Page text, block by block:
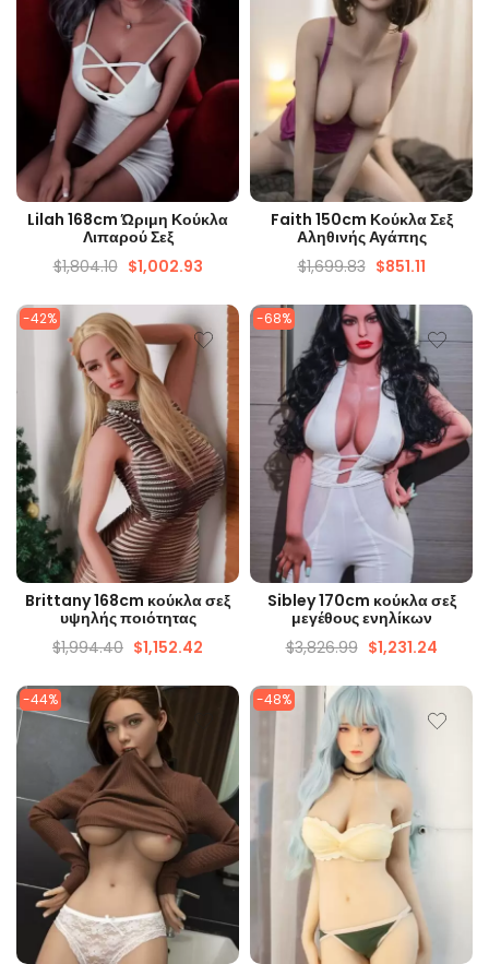
ΓΡΉΓΟΡΗ ΜΑΤΙΆ
Lilah 168cm Ώριμη Κούκλα
Λιπαρού Σεξ
$1,804.10 $1,002.93
ΓΡΉΓΟΡΗ ΜΑΤΙΆ
Faith 150cm Κούκλα Σεξ
Αληθινής Αγάπης
$1,699.83 $851.11
-42%
ΓΡΉΓΟΡΗ ΜΑΤΙΆ
Brittany 168cm κούκλα σεξ
υψηλής ποιότητας
$1,994.40 $1,152.42
-68%
ΓΡΉΓΟΡΗ ΜΑΤΙΆ
Sibley 170cm κούκλα σεξ
μεγέθους ενηλίκων
$3,826.99 $1,231.24
-44% -48%